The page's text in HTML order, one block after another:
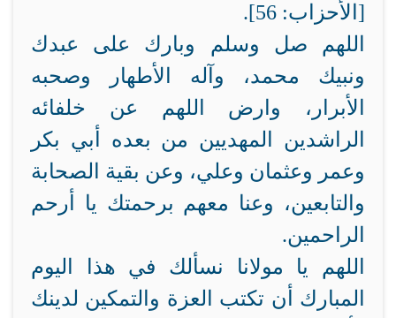
[الأحزاب: 56].
اللهم صل وسلم وبارك على عبدك
ونبيك محمد، وآله الأطهار وصحبه
الأبرار، وارض اللهم عن خلفائه
الراشدين المهديين من بعده أبي بكر
وعمر وعثمان وعلي، وعن بقية الصحابة
والتابعين، وعنا معهم برحمتك يا أرحم
الراحمين.
اللهم يا مولانا نسألك في هذا اليوم
المبارك أن تكتب العزة والتمكين لدينك